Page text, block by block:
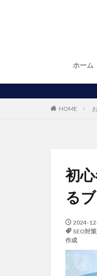
ホーム
HOME
初
る
2024-
SEO対策,
作成